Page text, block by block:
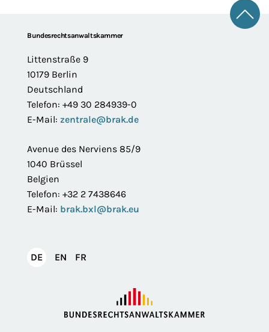
FooterBundesrechtsanwaltskammer
Littenstraße 9
10179 Berlin
Deutschland
Telefon: +49 30 284939-0
E-Mail: zentrale@brak.de
Avenue des Nerviens 85/9
1040 Brüssel
Belgien
Telefon: +32 2 7438646
E-Mail: brak.bxl@brak.eu
DEDeutsch
EN English
FR